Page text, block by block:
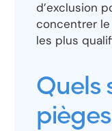
d’exclusion
concentrer
les plus
Quels